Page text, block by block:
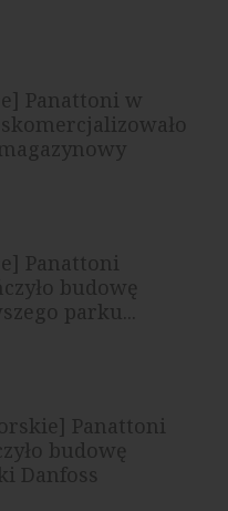
Panattoni w
Panattoni
budowę
parku...
Panattoni
budowę
Danfoss